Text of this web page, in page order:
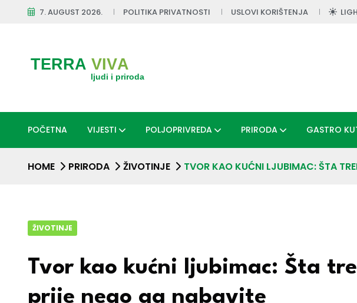
7. AUGUST 2026. POLITIKA PRIVATNOSTI USLOVI KORIŠTENJA
POČETNA VIJESTI POLJOPRIVREDA PRIRODA GASTRO
HOME PRIRODA ŽIVOTINJE TVOR KAO KUĆNI LJUBIMAC: ŠTA
ŽIVOTINJE
Tvor kao kućni ljubimac: Šta
prije nego ga nabavite